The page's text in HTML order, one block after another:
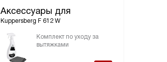
Аксессуары для
Kuppersberg F 612 W
Комплект по уходу за
вытяжками